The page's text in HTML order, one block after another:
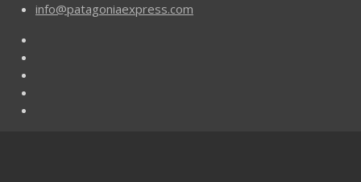
info@patagoniaexpress.com